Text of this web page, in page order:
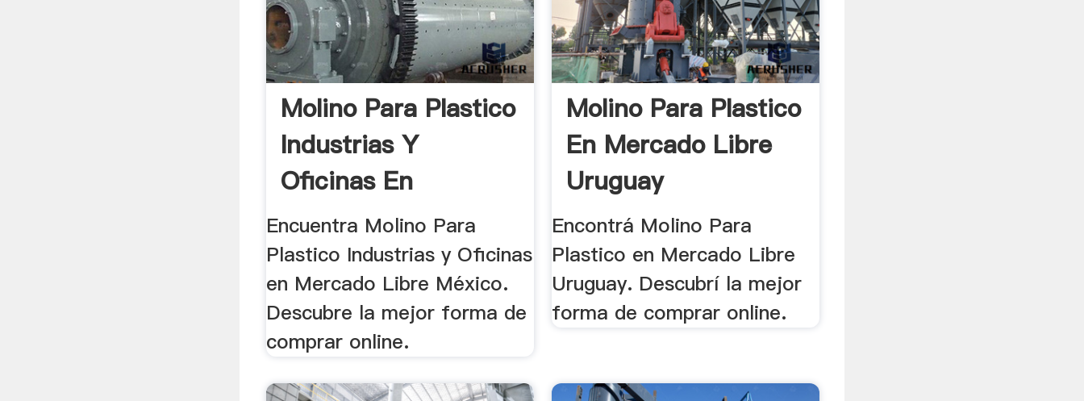
Molino Para Plastico
Industrias Y
Oficinas En
Mercado ...
Encuentra Molino Para
Plastico Industrias y Oficinas
en Mercado Libre México.
Descubre la mejor forma de
comprar online.
Molino Para Plastico
En Mercado Libre
Uruguay
Encontrá Molino Para
Plastico en Mercado Libre
Uruguay. Descubrí la mejor
forma de comprar online.